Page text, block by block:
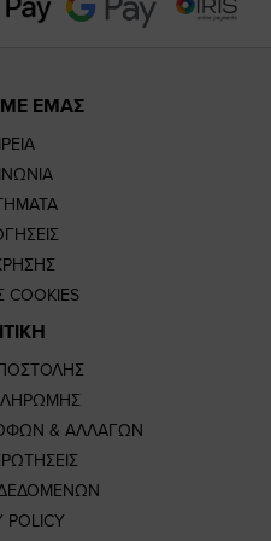
ΜΕ ΕΜΑΣ
COOKIES
& ΑΛΛΑΓΩΝ
POLICY